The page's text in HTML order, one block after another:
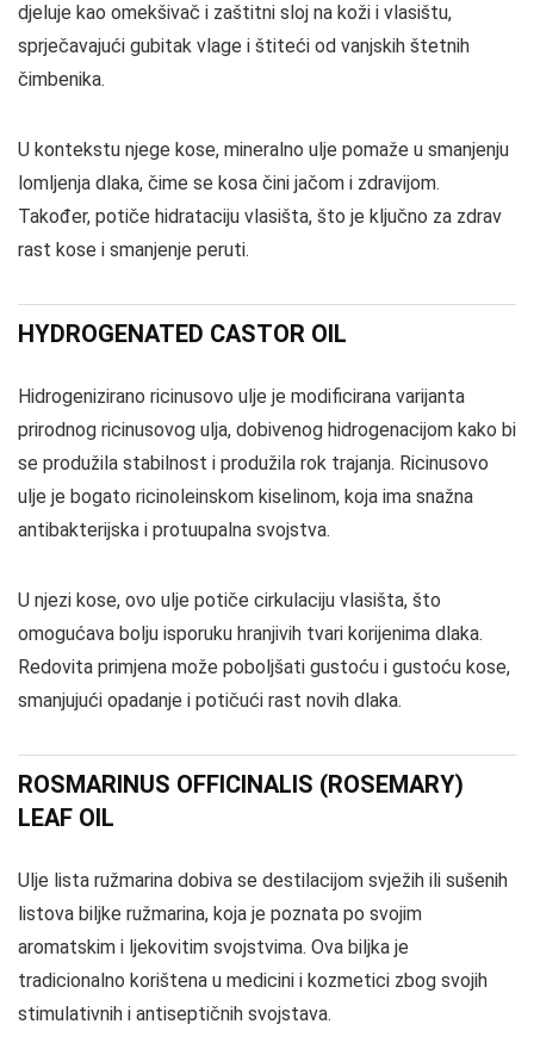
djeluje kao omekšivač i zaštitni sloj na koži i vlasištu,
sprječavajući gubitak vlage i štiteći od vanjskih štetnih
čimbenika.
U kontekstu njege kose, mineralno ulje pomaže u smanjenju
lomljenja dlaka, čime se kosa čini jačom i zdravijom.
Također, potiče hidrataciju vlasišta, što je ključno za zdrav
rast kose i smanjenje peruti.
HYDROGENATED CASTOR OIL
Hidrogenizirano ricinusovo ulje je modificirana varijanta
prirodnog ricinusovog ulja, dobivenog hidrogenacijom kako bi
se produžila stabilnost i produžila rok trajanja. Ricinusovo
ulje je bogato ricinoleinskom kiselinom, koja ima snažna
antibakterijska i protuupalna svojstva.
U njezi kose, ovo ulje potiče cirkulaciju vlasišta, što
omogućava bolju isporuku hranjivih tvari korijenima dlaka.
Redovita primjena može poboljšati gustoću i gustoću kose,
smanjujući opadanje i potičući rast novih dlaka.
ROSMARINUS OFFICINALIS (ROSEMARY)
LEAF OIL
Ulje lista ružmarina dobiva se destilacijom svježih ili sušenih
listova biljke ružmarina, koja je poznata po svojim
aromatskim i ljekovitim svojstvima. Ova biljka je
tradicionalno korištena u medicini i kozmetici zbog svojih
stimulativnih i antiseptičnih svojstava.